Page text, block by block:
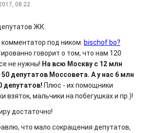
08:22
ЖК.
комментатор под ником bischof bo?
говорит о том, что нам 120
не нужны! На всю Москву с 12 млн
50 депутатов Моссовета. А у нас 6 млн
депутатов! Плюс - их помощники
взяток, мальчики на побегушках и пр.)!
достаточно!
что мало сокращения депутатов,